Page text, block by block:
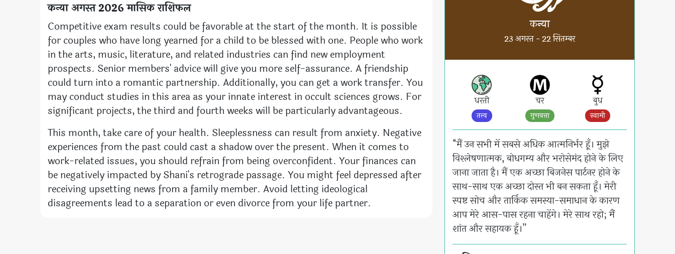
कन्या अगस्त 2026 मासिक राशिफल
Competitive exam results could be favorable at the start of the month. It is possible
for couples who have long yearned for a child to be blessed with one. People who work
in the arts, music, literature, and related industries can find new employment
prospects. Senior members' advice will give you more self-assurance. A friendship
could turn into a romantic partnership. Additionally, you can get a work transfer. You
may conduct studies in this area as your innate interest in occult sciences grows. For
significant projects, the third and fourth weeks will be particularly advantageous.
This month, take care of your health. Sleeplessness can result from anxiety. Negative
experiences from the past could cast a shadow over the present. When it comes to
work-related issues, you should refrain from being overconfident. Your finances can
be negatively impacted by Shani's retrograde passage. You might feel depressed after
receiving upsetting news from a family member. Avoid letting ideological
disagreements lead to a separation or even divorce from your life partner.
कन्या
23 अगस्त - 22 सितम्बर
धरती
तत्त्व
चर
गुणवत्ता
बुध
स्वामी
“मैं उन सभी में सबसे अधिक आत्मनिर्भर हूँ। मुझे
विश्लेषणात्मक, बोधगम्य और भरोसेमंद होने के लिए
जाना जाता है। मैं एक अच्छा बिजनेस पार्टनर होने के
साथ-साथ एक अच्छा दोस्त भी बन सकता हूँ। मेरी
स्पष्ट सोच और तार्किक समस्या-समाधान के कारण
आप मेरे आस-पास रहना चाहेंगे। मेरे साथ रहो; मैं
शांत और सहायक हूँ।”